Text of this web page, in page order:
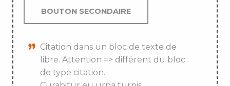
BOUTON SECONDAIRE
Citation dans un bloc de texte de
libre. Attention => différent du bloc
de type citation.